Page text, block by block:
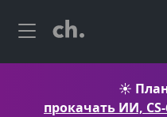
☀️
прокачать ИИ,